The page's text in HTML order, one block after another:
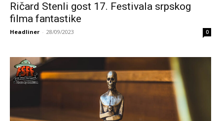
Ričard Stenli gost 17. Festivala srpskog
filma fantastike
Headliner - 28/09/2023 0